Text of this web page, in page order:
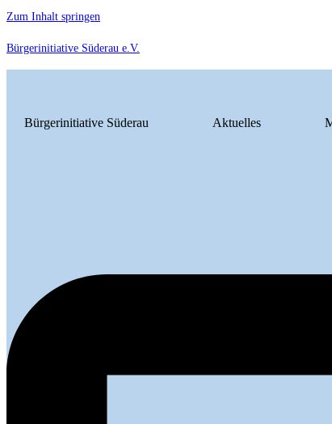
Zum Inhalt springen
Bürgerinitiative Süderau e.V.
Bürgerinitiative Süderau Aktuelles